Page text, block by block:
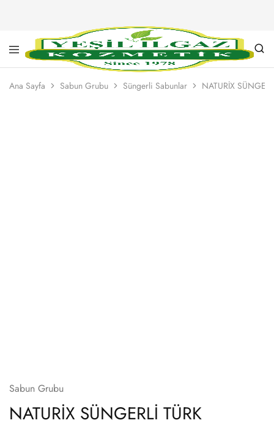
Ilgaz
Kozmetik
Asırlık
Kalite
Ana Sayfa Sabun Grubu Süngerli Sabunlar NATURİX
Sabun Grubu
NATURİX SÜNGERLİ TÜRK